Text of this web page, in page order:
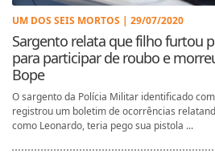
UM DOS SEIS MORTOS | 29/07/2020
Sargento relata que filho furtou
para participar de roubo e
Bope
O sargento da Polícia Militar identificado
registrou um boletim de ocorrências
como Leonardo, teria pego sua pistola ...